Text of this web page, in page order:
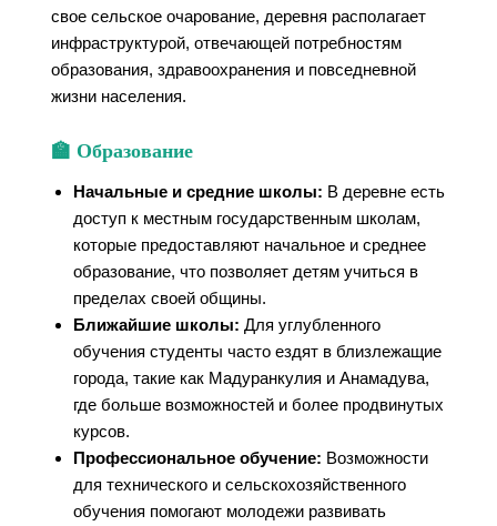
свое сельское очарование, деревня располагает
инфраструктурой, отвечающей потребностям
образования, здравоохранения и повседневной
жизни населения.
🏫 Образование
Начальные и средние школы: В деревне есть
доступ к местным государственным школам,
которые предоставляют начальное и среднее
образование, что позволяет детям учиться в
пределах своей общины.
Ближайшие школы: Для углубленного
обучения студенты часто ездят в близлежащие
города, такие как Мадуранкулия и Анамадува,
где больше возможностей и более продвинутых
курсов.
Профессиональное обучение: Возможности
для технического и сельскохозяйственного
обучения помогают молодежи развивать